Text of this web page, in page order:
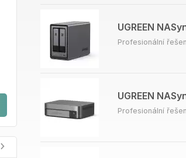
UGREEN
Profesionální
UGREEN
Profesionální